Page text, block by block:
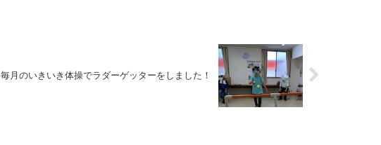
毎月のいきいき体操でラダーゲッターをしました！